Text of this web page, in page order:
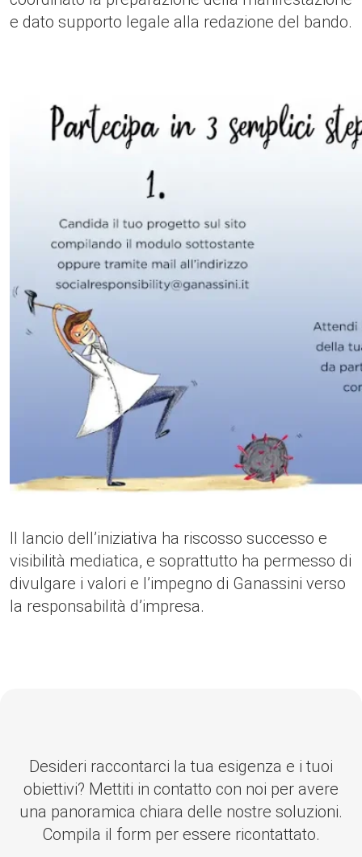
e dato supporto legale alla redazione del bando.
Il lancio dell’iniziativa ha riscosso successo e
visibilità mediatica, e soprattutto ha permesso di
divulgare i valori e l’impegno di Ganassini verso
la responsabilità d’impresa.
Desideri raccontarci la tua esigenza e i tuoi
obiettivi? Mettiti in contatto con noi per avere
una panoramica chiara delle nostre soluzioni.
Compila il form per essere ricontattato.